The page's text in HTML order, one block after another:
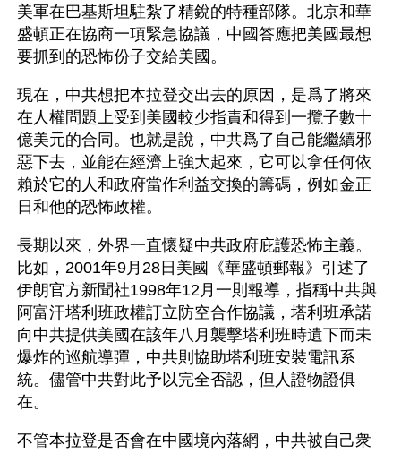
美軍在巴基斯坦駐紮了精銳的特種部隊。北京和華
盛頓正在協商一項緊急協議，中國答應把美國最想
要抓到的恐怖份子交給美國。
現在，中共想把本拉登交出去的原因，是爲了將來
在人權問題上受到美國較少指責和得到一攬子數十
億美元的合同。也就是說，中共爲了自己能繼續邪
惡下去，並能在經濟上強大起來，它可以拿任何依
賴於它的人和政府當作利益交換的籌碼，例如金正
日和他的恐怖政權。
長期以來，外界一直懷疑中共政府庇護恐怖主義。
比如，2001年9月28日美國《華盛頓郵報》引述了
伊朗官方新聞社1998年12月一則報導，指稱中共與
阿富汗塔利班政權訂立防空合作協議，塔利班承諾
向中共提供美國在該年八月襲擊塔利班時遺下而未
爆炸的巡航導彈，中共則協助塔利班安裝電訊系
統。儘管中共對此予以完全否認，但人證物證俱
在。
不管本拉登是否會在中國境內落網，中共被自己衆